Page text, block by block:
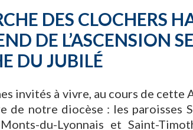
DES CLOCHERS
DE L’ASCENSION
DU JUBILÉ
invités à vivre, au cours de cette
de notre diocèse : les paroisses
Monts-du-Lyonnais et Saint-